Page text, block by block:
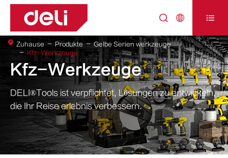
  
Kfz-Werkzeuge
DELI®Tools ist verpflichtet, Lösungen zu entwickeln,
die Ihr Reise erlebnis verbessern.
Zuhause Produkte
Gelbe Serien werkzeuge
Kfz-Werkzeuge